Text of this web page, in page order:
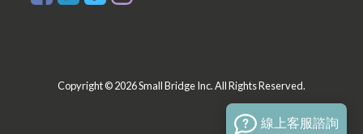
Copyright © 2026 Small Bridge Inc. All Rights Reserved.
線上客服諮詢